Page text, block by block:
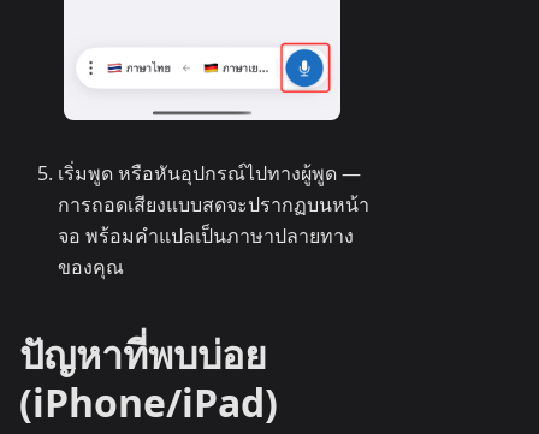
เริ่มพูด หรือหันอุปกรณ์ไปทางผู้พูด —
การถอดเสียงแบบสดจะปรากฏบนหน้า
จอ พร้อมคำแปลเป็นภาษาปลายทาง
ของคุณ
ปัญหาที่พบบ่อย
(iPhone/iPad)